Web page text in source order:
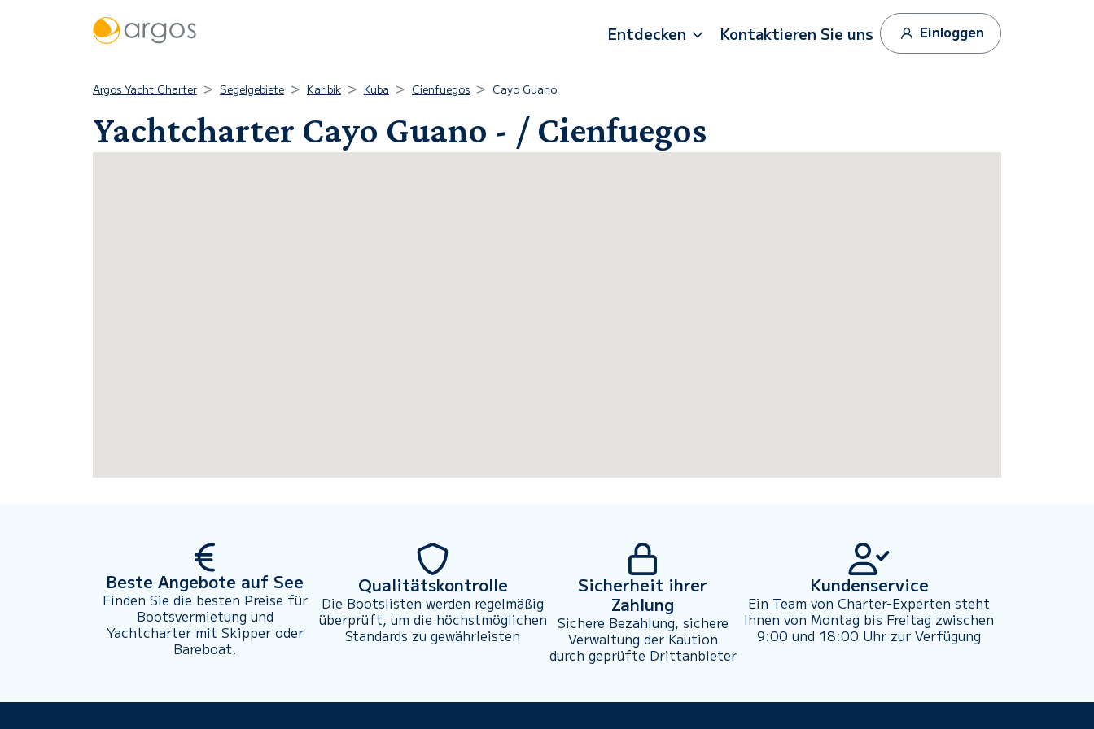
Entdecken Kontaktieren Sie uns Einloggen
Argos Yacht Charter Segelgebiete Karibik Kuba Cienfuegos Cayo Guano
Yachtcharter Cayo Guano - / Cienfuegos
Beste Angebote auf See
Finden Sie die besten Preise für
Bootsvermietung und
Yachtcharter mit Skipper oder
Bareboat.
Qualitätskontrolle
Die Bootslisten werden regelmäßig
überprüft, um die höchstmöglichen
Standards zu gewährleisten
Sicherheit ihrer
Zahlung
Sichere Bezahlung, sichere
Verwaltung der Kaution
durch geprüfte Drittanbieter
Kundenservice
Ein Team von Charter-Experten steht
Ihnen von Montag bis Freitag zwischen
9:00 und 18:00 Uhr zur Verfügung